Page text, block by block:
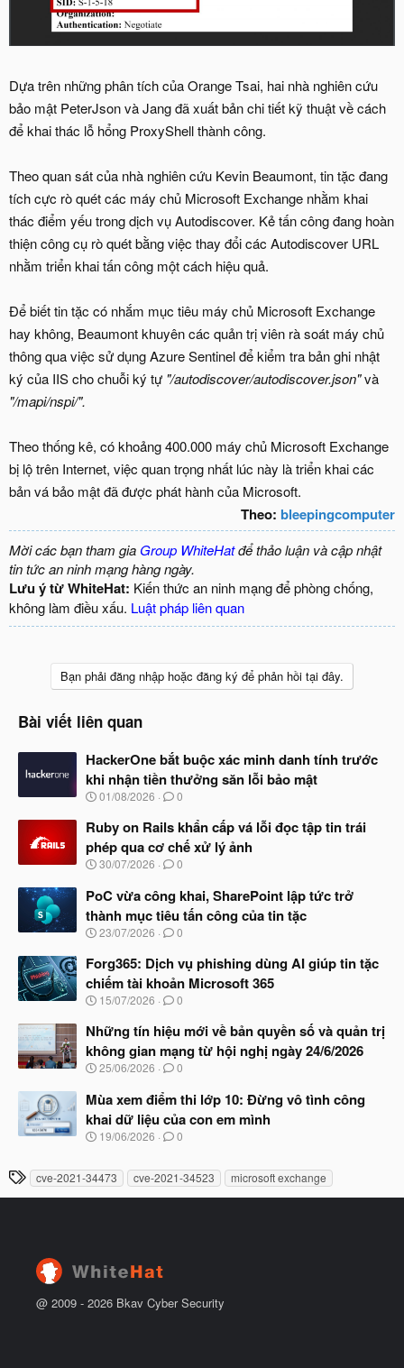
Dựa trên những phân tích của Orange Tsai, hai nhà nghiên cứu
bảo mật PeterJson và Jang đã xuất bản chi tiết kỹ thuật về cách
để khai thác lỗ hổng ProxyShell thành công.
Theo quan sát của nhà nghiên cứu Kevin Beaumont, tin tặc đang
tích cực rò quét các máy chủ Microsoft Exchange nhằm khai
thác điểm yếu trong dịch vụ Autodiscover. Kẻ tấn công đang hoàn
thiện công cụ rò quét bằng việc thay đổi các Autodiscover URL
nhằm triển khai tấn công một cách hiệu quả.
Để biết tin tặc có nhắm mục tiêu máy chủ Microsoft Exchange
hay không, Beaumont khuyên các quản trị viên rà soát máy chủ
thông qua việc sử dụng Azure Sentinel để kiểm tra bản ghi nhật
ký của IIS cho chuỗi ký tự "/autodiscover/autodiscover.json"và
"/mapi/nspi/".
Theo thống kê, có khoảng 400.000 máy chủ Microsoft Exchange
bị lộ trên Internet, việc quan trọng nhất lúc này là triển khai các
bản vá bảo mật đã được phát hành của Microsoft.
Theo: bleepingcomputer
Mời các bạn tham gia Group WhiteHatđể thảo luận và cập nhật
tin tức an ninh mạng hàng ngày.
Lưu ý từ WhiteHat: Kiến thức an ninh mạng để phòng chống,
không làm điều xấu. Luật pháp liên quan
Bạn phải đăng nhập hoặc đăng ký để phản hồi tại đây.
Bài viết liên quan
HackerOne bắt buộc xác minh danh tính trước
khi nhận tiền thưởng săn lỗi bảo mật
N
à
b
ắ
đ
ầ
u
01/08/2026 0
Ruby on Rails khẩn cấp vá lỗi đọc tập tin trái
phép qua cơ chế xử lý ảnh
N
à
y
b
ắ
đ
ầ
u
30/07/2026 0
PoC vừa công khai, SharePoint lập tức trở
thành mục tiêu tấn công của tin tặc
N
à
b
ắ
đ
ầ
u
23/07/2026 0
Forg365: Dịch vụ phishing dùng AI giúp tin tặc
chiếm tài khoản Microsoft 365
N
à
b
ắ
đ
ầ
u
15/07/2026 0
Những tín hiệu mới về bản quyền số và quản trị
không gian mạng từ hội nghị ngày 24/6/2026
N
à
y
b
ắ
đ
ầ
u
25/06/2026 0
Mùa xem điểm thi lớp 10: Đừng vô tình công
khai dữ liệu của con em mình
N
y
u
19/06/2026 0
T
h
cve-2021-34473 cve-2021-34523 microsoft exchange
@ 2009 - 2026 Bkav Cyber Security